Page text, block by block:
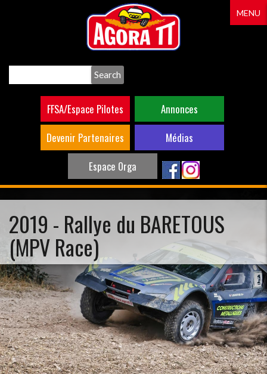
FFSA/Espace Pilotes
Annonces
Devenir Partenaires
Médias
Espace Orga
MENU
2019 - Rallye du BARETOUS
(MPV Race)